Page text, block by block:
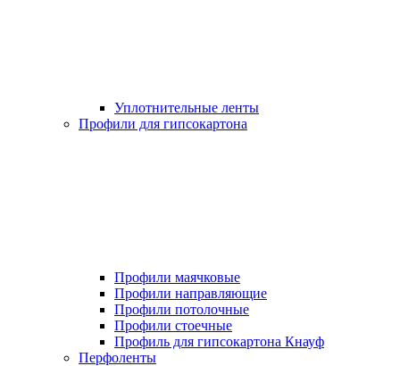
Уплотнительные ленты
Профили для гипсокартона
Профили маячковые
Профили направляющие
Профили потолочные
Профили стоечные
Профиль для гипсокартона Кнауф
Перфоленты